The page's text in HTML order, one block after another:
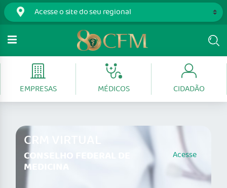
EMPRESAS MÉDICOS CIDADÃO
CRM VIRTUAL
CONSELHO FEDERAL DE
MEDICINA
Acesse